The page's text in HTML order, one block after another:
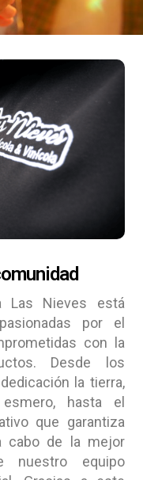
Las Nieves está
por el
con la
Desde los
la tierra,
hasta el
que garantiza
cabo de la mejor
nuestro equipo